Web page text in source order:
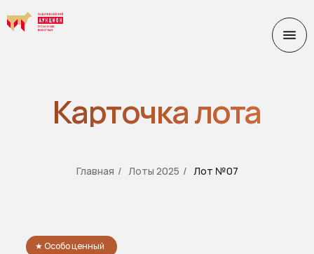
Главная / Лоты 2025 / Лот №07